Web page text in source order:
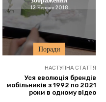
Поради
12 Червня 2018
НАСТУПНА СТАТТЯ
Уся еволюція брендів
мобільників з 1992 по 2021
роки в одному відео